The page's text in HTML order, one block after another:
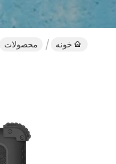
خونه محصولات